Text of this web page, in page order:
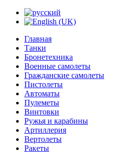
Главная
Танки
Бронетехника
Военные самолеты
Гражданские самолеты
Пистолеты
Автоматы
Пулеметы
Винтовки
Ружья и карабины
Артиллерия
Вертолеты
Ракеты